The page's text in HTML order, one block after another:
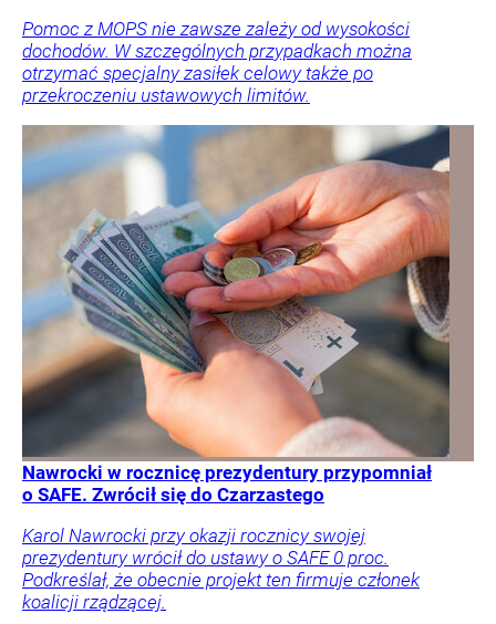
Pomoc z MOPS nie zawsze zależy od wysokości
dochodów. W szczególnych przypadkach można
otrzymać specjalny zasiłek celowy także po
przekroczeniu ustawowych limitów.
Nawrocki w rocznicę prezydentury przypomniał
o SAFE. Zwrócił się do Czarzastego
Karol Nawrocki przy okazji rocznicy swojej
prezydentury wrócił do ustawy o SAFE 0 proc.
Podkreślał, że obecnie projekt ten firmuje członek
koalicji rządzącej.